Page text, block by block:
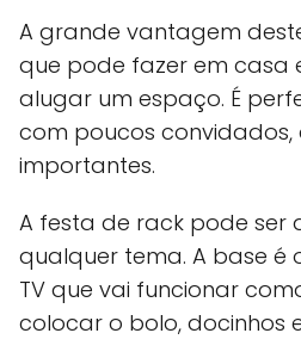
A grande vantagem
que pode fazer em casa
alugar um espaço. É
com poucos convidados,
importantes.
A festa de rack pode
qualquer tema. A base é
TV que vai funcionar
colocar o bolo, docinhos